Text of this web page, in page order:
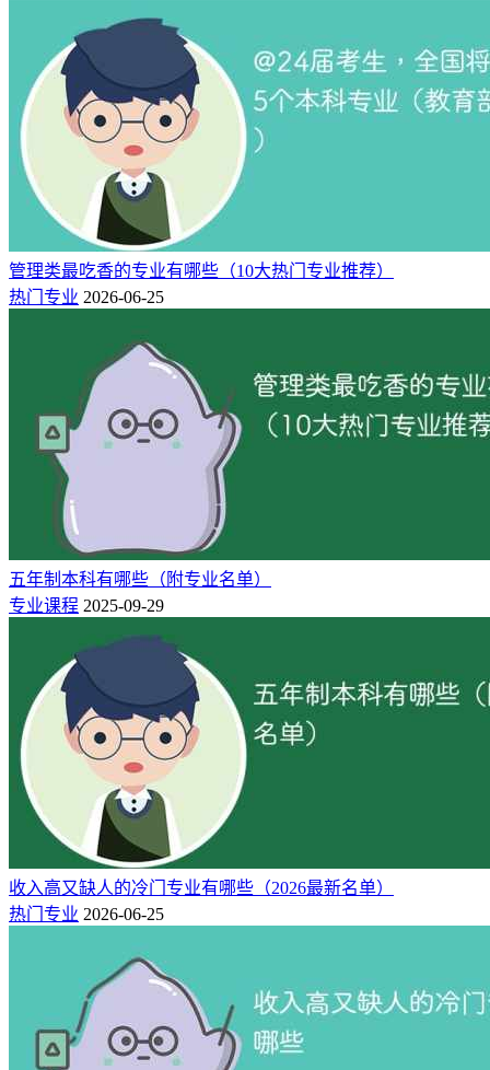
虽然部分专业的学制进行了调整，但根据教育部公布的2024年
普通高等学校本科专业目录，仍有一些专业的修业年限明确为
五年（有些表述五年或四年），详见下表：
门类、专业类 专业名称
动物医学类 动物医学
动物医学类 动物药学 农学
年）
动物医学类
兽医公共卫生
临床医学
临床医学类
麻醉学 医学
五年
临床医学类
医学影像学 医学
五年
临床医学类
眼视光医学
临床医学类
精神医学
临床医学类
放射医学
临床医学类
儿科学
口腔医学类
口腔医学
公共卫生与预防医
预防医学 医学 五年
公共卫生与预防医
学类
妇幼保健医学 五年
公共卫生与预防医
学类
卫生监督 医学
中医学类 中医学
中医学类
针灸推拿学
中医学类
藏医学
中医学类
蒙医学 医学
五年
中医学类
维医学 医学
五年
中医学类
壮医学 医学
五年
哈医学
中医学类
傣医学 医学
五年
中医学类
回医学 医学
五年
中医学类
中医康复学 医学
管理类最吃香的专业有哪些（10大热门专业推荐）
热门专业 2026-06-25
五年制本科有哪些（附专业名单）
专业课程 2025-09-29
收入高又缺人的冷门专业有哪些（2026最新名单）
热门专业 2026-06-25